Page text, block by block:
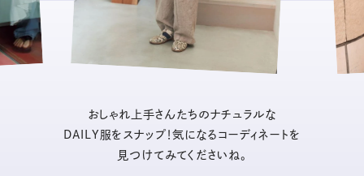
おしゃれ上手さんたちのナチュラルな
DAILY服をスナップ！気になるコーディネートを
見つけてみてくださいね。